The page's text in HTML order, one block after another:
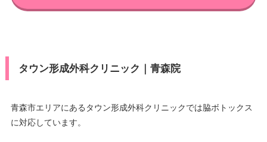
タウン形成外科クリニック｜青森院
青森市エリアにあるタウン形成外科クリニックでは脇ボトックス
に対応しています。